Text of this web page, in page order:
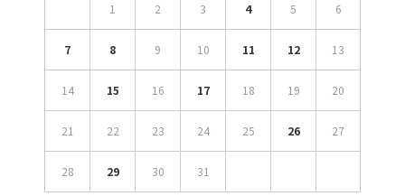
1 2 3 4 5 6
7 8 9 10 11 12 13
14 15 16 17 18 19 20
21 22 23 24 25 26 27
28 29 30 31